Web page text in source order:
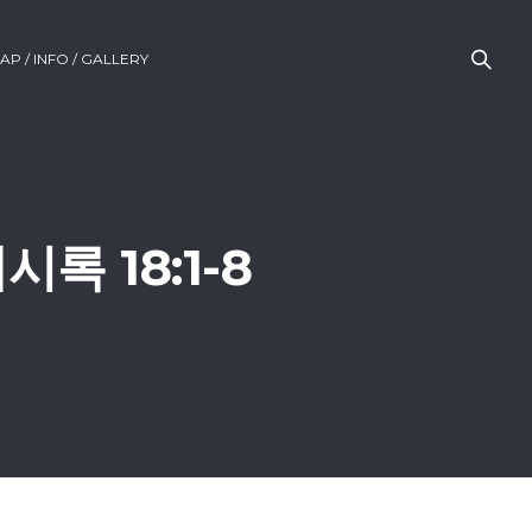
/ INFO / GALLERY
록 18:1-8